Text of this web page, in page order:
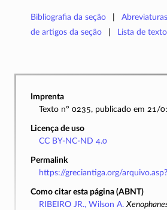
Bibliografia da seção
de artigos da seção
Lista de
Imprenta
Texto nº 0235, publicado em 21/
Licença de uso
CC BY-NC-ND 4.0
Permalink
https://greciantiga.org/
Como citar esta página (ABNT)
RIBEIRO JR., Wilson A.